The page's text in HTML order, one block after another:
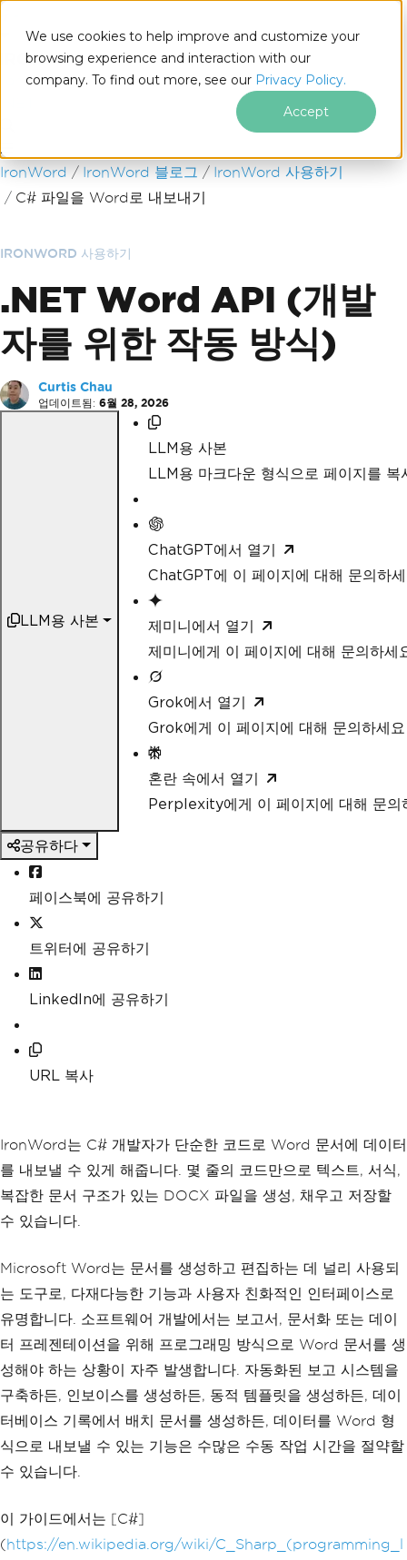
We use cookies to help improve and customize your
browsing experience and interaction with our
company. To find out more, see our Privacy Policy.
Accept
푸터 콘텐츠로 바로가기
IronWord IronWord 블로그
IronWord 사용하기
C# 파일을 Word로 내보내기
IRONWORD 사용하기
.NET Word API (개발
자를 위한 작동 방식)
Curtis Chau
업데이트됨: 6월 28, 2026
LLM용 사본
LLM용 사본
LLM용 마크다운 형식으로 페이지를 복
ChatGPT에서 열기
ChatGPT에 이 페이지에 대해 문의하
제미니에서 열기
제미니에게 이 페이지에 대해 문의하세
Grok에서 열기
Grok에게 이 페이지에 대해 문의하세요
혼란 속에서 열기
Perplexity에게 이 페이지에 대해 문의
공유하다
페이스북에 공유하기
트위터에 공유하기
LinkedIn에 공유하기
URL 복사
IronWord는 C# 개발자가 단순한 코드로 Word 문서에 데이터
를 내보낼 수 있게 해줍니다. 몇 줄의 코드만으로 텍스트, 서식,
복잡한 문서 구조가 있는 DOCX 파일을 생성, 채우고 저장할
수 있습니다.
Microsoft Word는 문서를 생성하고 편집하는 데 널리 사용되
는 도구로, 다재다능한 기능과 사용자 친화적인 인터페이스로
유명합니다. 소프트웨어 개발에서는 보고서, 문서화 또는 데이
터 프레젠테이션을 위해 프로그래밍 방식으로 Word 문서를 생
성해야 하는 상황이 자주 발생합니다. 자동화된 보고 시스템을
구축하든, 인보이스를 생성하든, 동적 템플릿을 생성하든, 데이
터베이스 기록에서 배치 문서를 생성하든, 데이터를 Word 형
식으로 내보낼 수 있는 기능은 수많은 수동 작업 시간을 절약할
수 있습니다.
이 가이드에서는 [C#]
(https://en.wikipedia.org/wiki/C_Sharp_(programming_l